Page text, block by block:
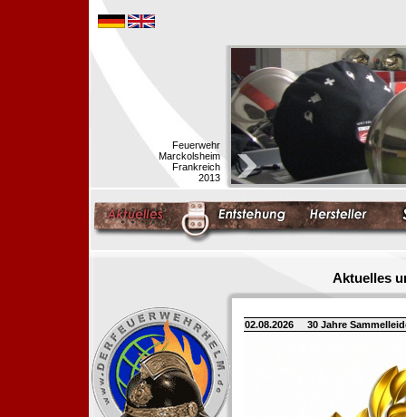
Feuerwehr
Marckolsheim
Frankreich
2013
Aktuelles
02.08.2026 30 Jahre